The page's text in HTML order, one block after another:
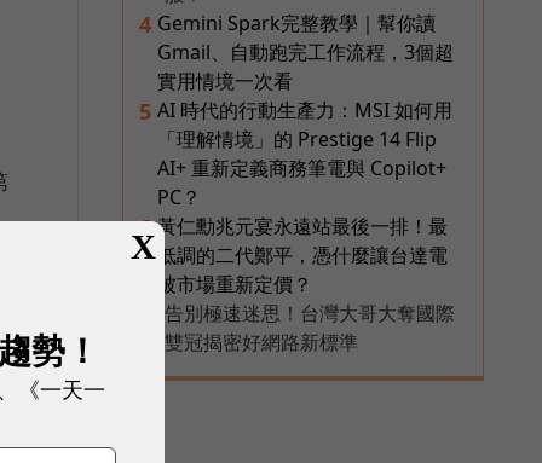
4 Gemini Spark完整教學｜幫你讀
Gmail、自動跑完工作流程，3個超
實用情境一次看
5 AI 時代的行動生產力：MSI 如何用
「理解情境」的 Prestige 14 Flip
AI+ 重新定義商務筆電與 Copilot+
PC？
6 黃仁勳兆元宴永遠站最後一排！最
低調的二代鄭平，憑什麼讓台達電
被市場重新定價？
告別極速迷思！台灣大哥大奪國際
雙冠揭密好網路新標準
X
勢！
《一天一